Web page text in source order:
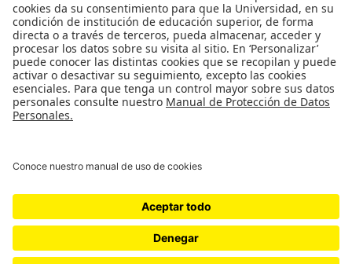
Universidad de los Andes | Vigilada Mineducación
Reconocimiento como Universidad: Decreto 1297 del 30 de mayo de 1964.
Reconocimiento personería jurídica: Resolución 28 del 23 de febrero de 1949
vigentes sobre propiedad Intelectual, por lo tanto su utilización parcial o total,
préstamo público e importación, total o parcial, en todo o en parte, en
formato impreso o digital y en cualquier formato conocido o por conocer, se
encuentran prohibidos, y solo serán lícitos en la medida en que se cuente con
la autorización previa y expresa por escrito de la Universidad de los Andes..